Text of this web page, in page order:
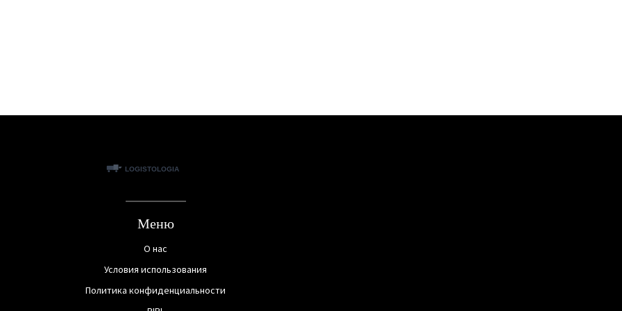
Меню
О нас
Условия использования
Политика конфиденциальности